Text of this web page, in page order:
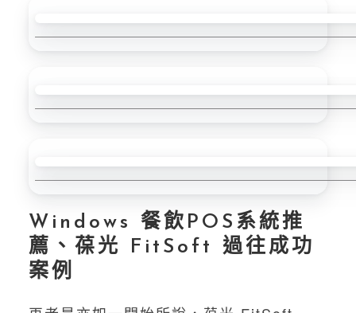
Windows 餐飲POS系統推
薦、葆光 FitSoft 過往成功
案例